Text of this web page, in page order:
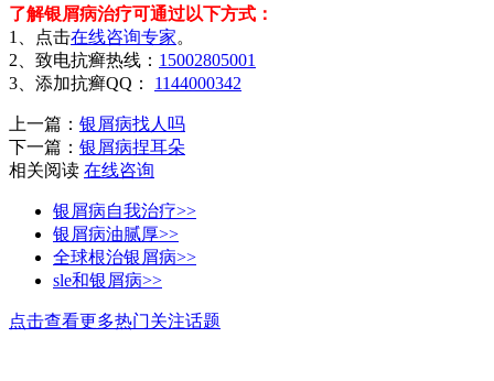
了解银屑病治疗可通过以下方式：
1、点击在线咨询专家。
2、致电抗癣热线： 15002805001
3、添加抗癣QQ： 1144000342
上一篇： 银屑病找人吗
下一篇： 银屑病捏耳朵
相关阅读 在线咨询
银屑病自我治疗>>
银屑病油腻厚>>
全球根治银屑病>>
sle和银屑病>>
点击查看更多热门关注话题